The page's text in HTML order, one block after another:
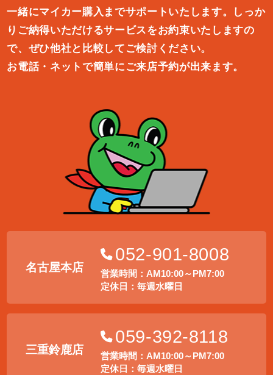
一緒にマイカー購入ま でサポートいたします。しっか
りご納得いただけるサービスをお約束いたしますの
で、ぜひ他社と比較してご検討ください。
お電話・ネットで簡単にご来店予約が出来ます。
名古屋本店
052-901-8008
営業時間：AM10:00～PM7:00
定休日：毎週水曜日
三重鈴鹿店
059-392-8118
営業時間：AM10:00～PM7:00
定休日：毎週水曜日